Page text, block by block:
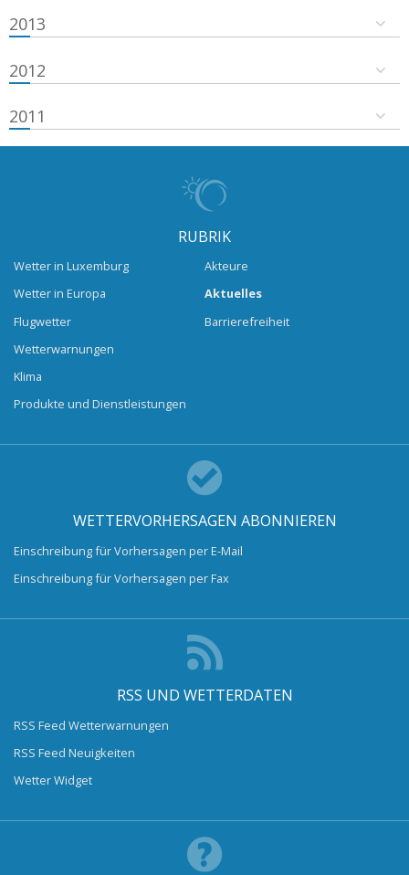
2013
2012
2011
RUBRIK
Wetter in Luxemburg
Wetter in Europa
Flugwetter
Wetterwarnungen
Klima
Produkte und Dienstleistungen
Akteure
Aktuelles
Barrierefreiheit
WETTERVORHERSAGEN ABONNIEREN
Einschreibung für Vorhersagen per E-Mail
Einschreibung für Vorhersagen per Fax
RSS UND WETTERDATEN
RSS Feed Wetterwarnungen
RSS Feed Neuigkeiten
Wetter Widget